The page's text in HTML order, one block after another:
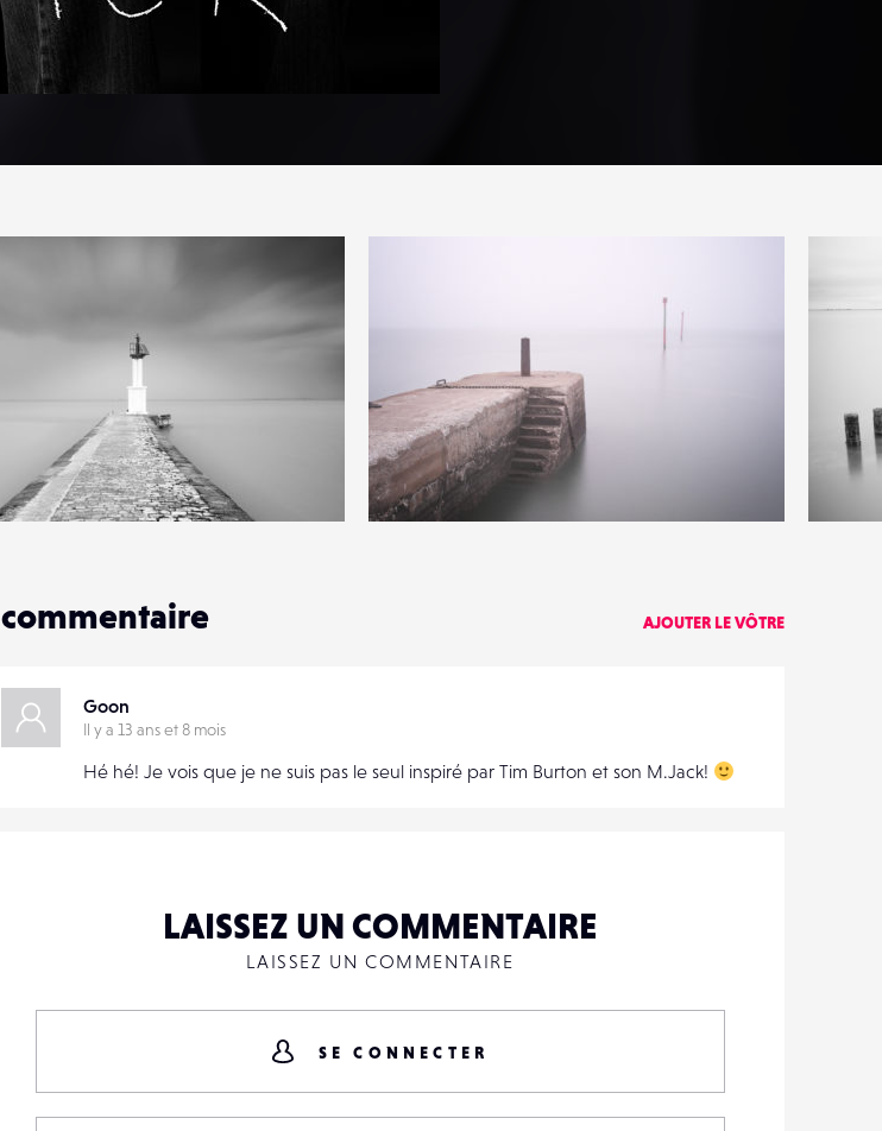
15
4
13
commentaire AJOUTER LE VÔTRE
Goon
Il y a 13 ans et 8 mois
Hé hé! Je vois que je ne suis pas le seul inspiré par Tim Burton et son M.Jack!
LAISSEZ UN COMMENTAIRE
LAISSEZ UN COMMENTAIRE
SE CONNECTER